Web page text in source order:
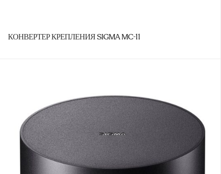
КОНВЕРТЕР КРЕПЛЕНИЯ SIGMA MC-11